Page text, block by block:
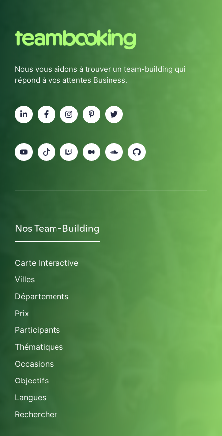
Nous vous aidons à trouver un team-building qui
répond à vos attentes Business.
Nos Team-Building
Carte Interactive
Villes
Départements
Prix
Participants
Thématiques
Occasions
Objectifs
Langues
Rechercher